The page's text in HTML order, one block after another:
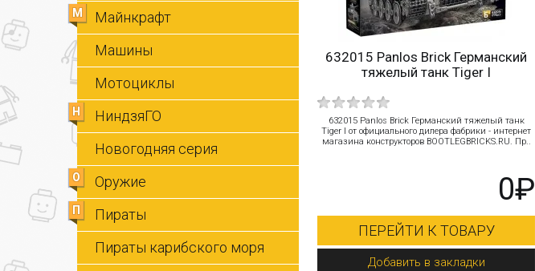
М
Майнкрафт
Машины
Мотоциклы
Н
НиндзяГО
Новогодняя серия
О Оружие
П
Пираты
Пираты карибского моря
632015 Panlos Brick Германский
тяжелый танк Tiger I
632015 Panlos Brick Германский тяжелый танк
Tiger I от официального дилера фабрики - интернет
магазина конструкторов BOOTLEGBRICKS.RU. Пр..
0₽
ПЕРЕЙТИ К ТОВАРУ
Добавить в закладки